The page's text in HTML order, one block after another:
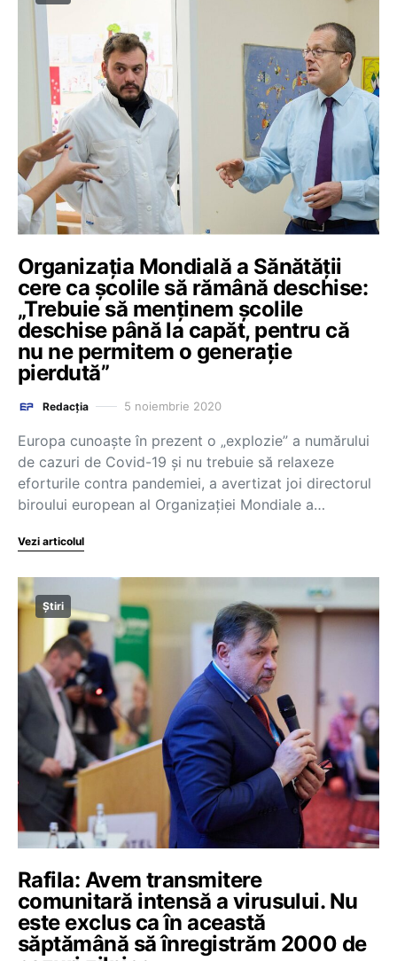
Organizaţia Mondială a Sănătăţii
cere ca şcolile să rămână deschise:
„Trebuie să menţinem şcolile
deschise până la capăt, pentru că
nu ne permitem o generaţie
pierdută”
Redacția 5 noiembrie 2020
Europa cunoaşte în prezent o „explozie” a numărului
de cazuri de Covid-19 şi nu trebuie să relaxeze
eforturile contra pandemiei, a avertizat joi directorul
biroului european al Organizaţiei Mondiale a…
Vezi articolul
Știri
Rafila: Avem transmitere
comunitară intensă a virusului. Nu
este exclus ca în această
săptămână să înregistrăm 2000 de